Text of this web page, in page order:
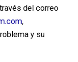
del correo
,
y su